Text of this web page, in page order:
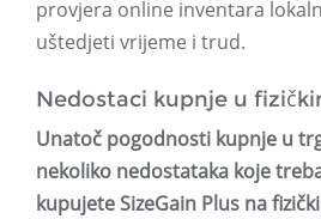
provjera online inventara
uštedjeti vrijeme i trud.
Nedostaci kupnje u
Unatoč pogodnosti kupnje u
nekoliko nedostataka koje
kupujete SizeGain Plus na